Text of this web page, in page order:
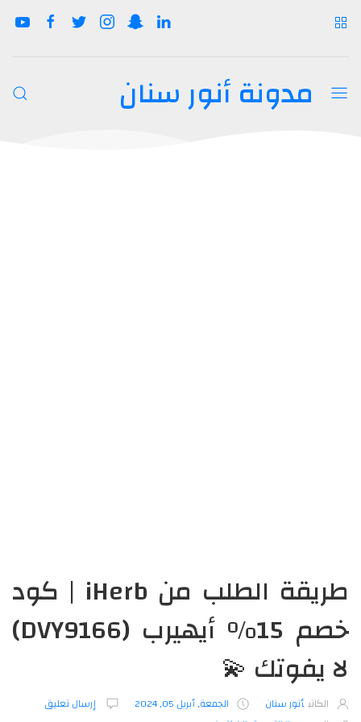
مدونة أنور سنان
طريقة الطلب من iHerb | كود
خصم 15% أيهيرب (DVY9166)
لا يفوتك 💫
الكاتب أنور سنان الجمعة, أبريل 05, 2024
إرسال تعليق